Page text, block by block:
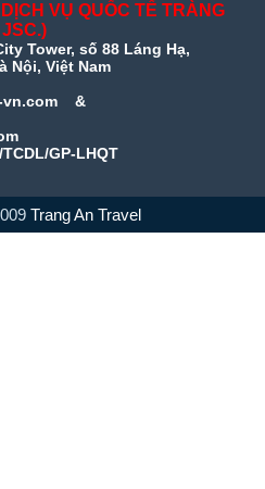
VỤ QUỐC TẾ TRÀNG
Tower, số 88 Láng Hạ,
Nội, Việt Nam
vn.com &
GP-LHQT
Trang An Travel